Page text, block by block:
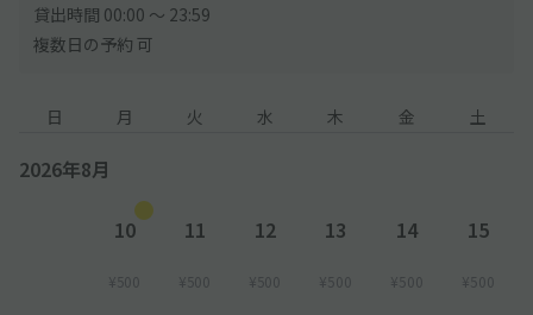
貸出時間 00:00 〜 23:59
複数日の予約 可
日 月 火 水 木 金 土
2026年8月
10
¥500
11
¥500
12
¥500
13
¥500
14
¥500
15
¥500